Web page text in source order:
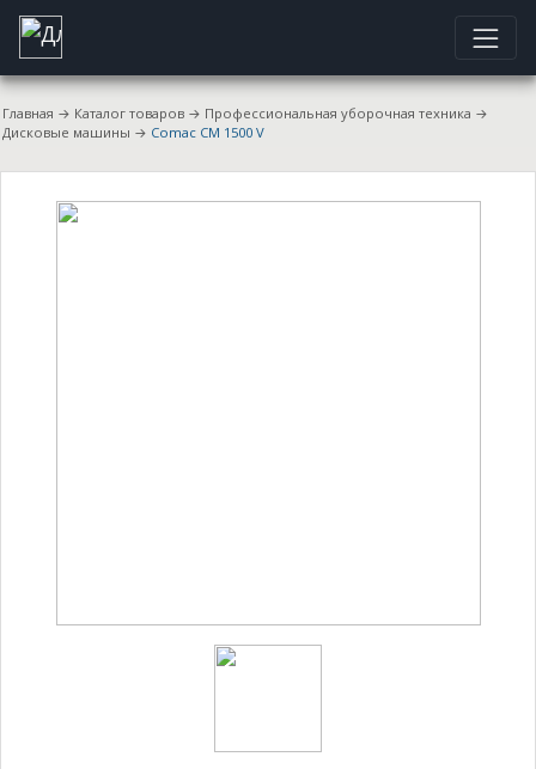
Главная → Каталог товаров → Профессиональная уборочная техника →
Дисковые машины → Comac CM 1500 V